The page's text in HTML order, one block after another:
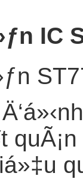
IC